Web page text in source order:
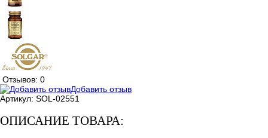
Отзывов: 0
Добавить отзыв
Артикул: SOL-02551
ОПИСАНИЕ ТОВАРА: